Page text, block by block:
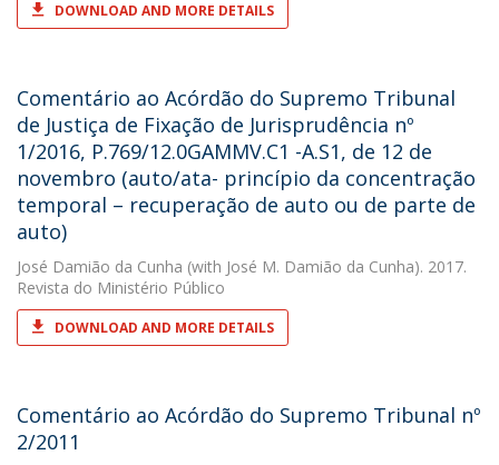
DOWNLOAD AND MORE DETAILS
Comentário ao Acórdão do Supremo Tribunal
de Justiça de Fixação de Jurisprudência nº
1/2016, P.769/12.0GAMMV.C1 -A.S1, de 12 de
novembro (auto/ata- princípio da concentração
temporal – recuperação de auto ou de parte de
auto)
José Damião da Cunha (with José M. Damião da Cunha). 2017.
Revista do Ministério Público
DOWNLOAD AND MORE DETAILS
Comentário ao Acórdão do Supremo Tribunal nº
2/2011